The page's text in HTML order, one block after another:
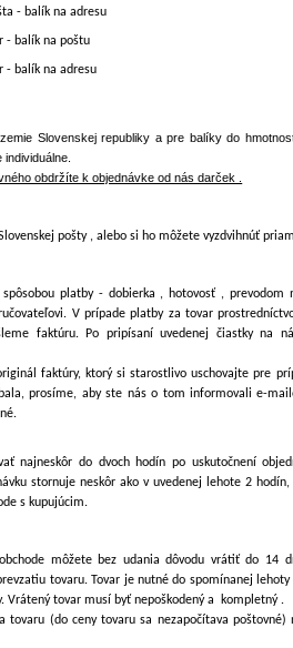
- balík na adresu
- balík na poštu
- balík na adresu
dobierku
Slovenskej republiky a pre balíky do
obdržíte k objednávke od nás darček .
pošty , alebo si ho môžete vyzdvihnúť
platby - dobierka , hotovosť , prevodom
V prípade platby za tovar
faktúru. Po pripísaní uvedenej čiastky na
faktúry, ktorý si starostlivo uschovajte pre
prosíme, aby ste nás o tom informovali e-
najneskôr do dvoch hodín po uskutočnení
stornuje neskôr ako v uvedenej lehote 2
s kupujúcim.
môžete bez udania dôvodu vrátiť do 14
tovaru. Tovar je nutné do spomínanej
tovar musí byť nepoškodený a kompletný .
tovaru (do ceny tovaru sa nezapočítava